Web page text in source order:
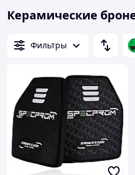
Керамические
Фильтры